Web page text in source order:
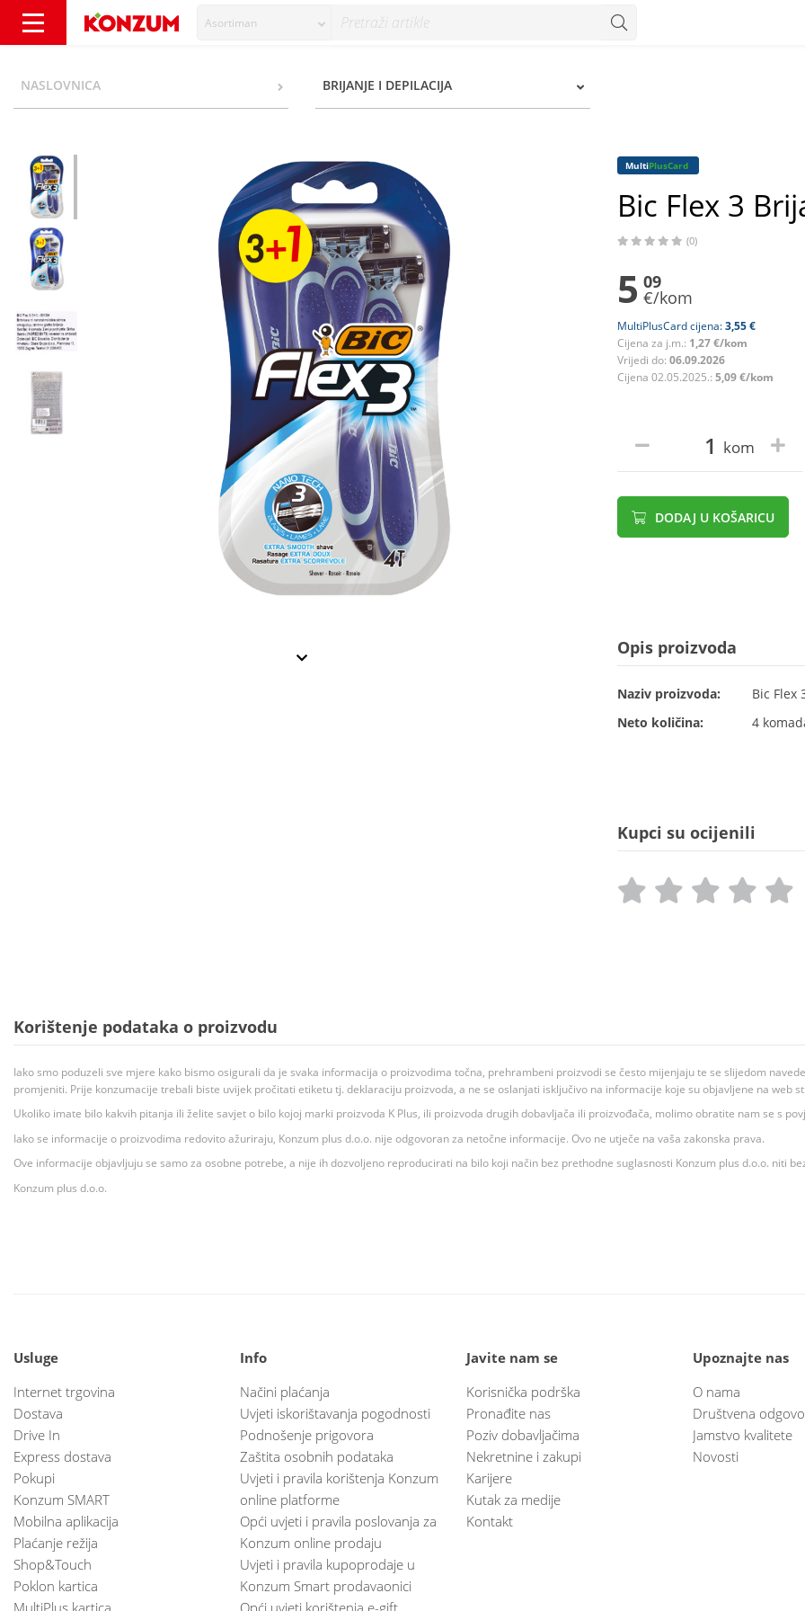
Asortiman
NASLOVNICA BRIJANJE I DEPILACIJA
MultiPlusCard
Bic Flex 3
(0)
5 09
€/kom
MultiPlusCard cijena:3,55 €
Cijena za j.m.: 1,27 €/kom
Vrijedi do: 06.09.2026
Cijena 02.05.2025.: 5,09 €/kom
kom
DODAJ U KOŠARICU
Opis proizvoda
Naziv proizvoda:
Bic Flex
Neto količina:
4
Kupci su ocijenili
Korištenje podataka o proizvodu
Iako smo poduzeli sve mjere kako bismo osigurali da je svaka informacija o proizvodima točna, prehrambeni proizvodi se često mijenjaju te se slijedom
promjeniti. Prije konzumacije trebali biste uvijek pročitati etiketu tj. deklaraciju proizvoda, a ne se oslanjati isključivo na informacije koje su objavljene na web
Ukoliko imate bilo kakvih pitanja ili želite savjet o bilo kojoj marki proizvoda K Plus, ili proizvoda drugih dobavljača ili proizvođača, molimo obratite nam se s
Iako se informacije o proizvodima redovito ažuriraju, Konzum plus d.o.o. nije odgovoran za netočne informacije. Ovo ne utječe na vaša zakonska prava.
Ove informacije objavljuju se samo za osobne potrebe, a nije ih dozvoljeno reproducirati na bilo koji način bez prethodne suglasnosti Konzum plus d.o.o. niti
Konzum plus d.o.o.
Usluge
Internet trgovina
Dostava
Drive In
Express dostava
Pokupi
Konzum SMART
Mobilna aplikacija
Plaćanje režija
Shop&Touch
Poklon kartica
MultiPlus kartica
Info
Načini plaćanja
Uvjeti iskorištavanja pogodnosti
Podnošenje prigovora
Zaštita osobnih podataka
Uvjeti i pravila korištenja Konzum
online platforme
Opći uvjeti i pravila poslovanja za
Konzum online prodaju
Uvjeti i pravila kupoprodaje u
Konzum Smart prodavaonici
Opći uvjeti korištenja e-gift
Javite nam se
Korisnička podrška
Pronađite nas
Poziv dobavljačima
Nekretnine i zakupi
Karijere
Kutak za medije
Kontakt
Upoznajte nas
O nama
Društvena
Jamstvo kvalitete
Novosti